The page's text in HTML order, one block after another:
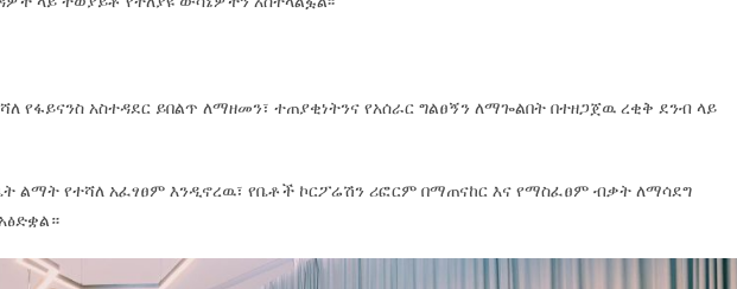
የፋይናንስ አስተዳደር ይበልጥ ለማዘመን፣ ተጠያቂነትንና የአሰራር ግልፀኝን ለማጐልበት በተዘጋጀዉ ረቂቅ ደንብ ላይ
ልማት የተሻለ አፈፃፀም እንዲኖረዉ፣ የቤቶች ኮርፖሬሽን ሪፎርም በማጠናከር እና የማስፈፀም ብቃት ለማሳደግ